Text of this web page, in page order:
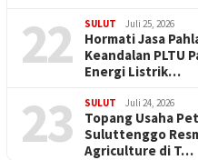
22 SULUT Juli 25, 2026
Hormati Jasa
Keandalan PLTU
Energi Listrik…
23 SULUT Juli 24, 2026
Topang Usaha
Suluttenggo
Agriculture di T…